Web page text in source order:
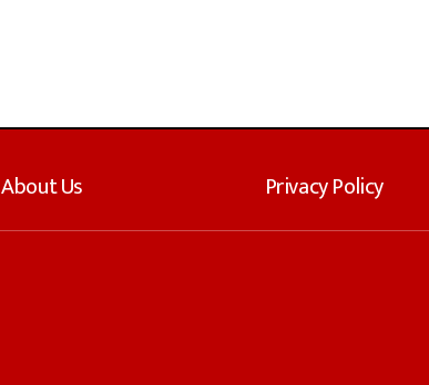
About Us Privacy Policy